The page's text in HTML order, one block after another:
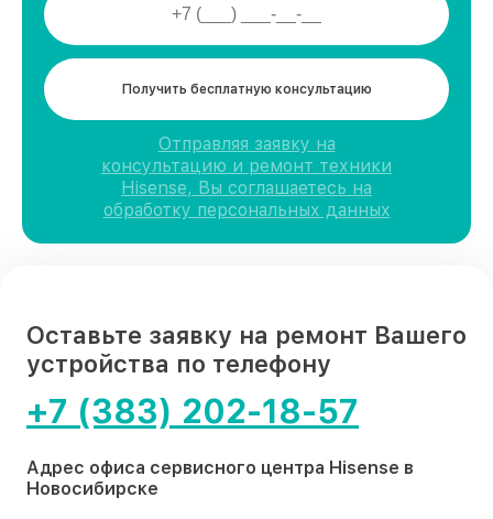
Получить бесплатную консультацию
Отправляя заявку на
консультацию и ремонт техники
Hisense, Вы соглашаетесь на
обработку персональных данных
Оставьте заявку на ремонт Вашего
устройства по телефону
+7 (383) 202-18-57
Адрес офиса сервисного центра Hisense в
Новосибирске